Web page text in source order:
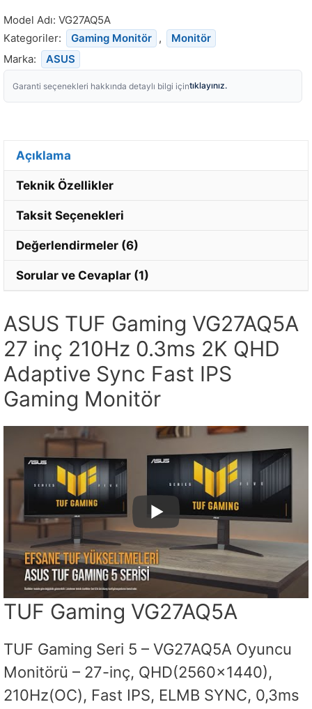
Model Adı: VG27AQ5A
Kategoriler:
Gaming Monitör ,
Monitör
Marka:
ASUS
Garanti seçenekleri hakkında detaylı bilgi içintıklayınız.
Açıklama
Teknik Özellikler
Taksit Seçenekleri
Değerlendirmeler (6)
Sorular ve Cevaplar (1)
ASUS TUF Gaming VG27AQ5A
27 inç 210Hz 0.3ms 2K QHD
Adaptive Sync Fast IPS
Gaming Monitör
TUF Gaming VG27AQ5A
TUF Gaming Seri 5 – VG27AQ5A Oyuncu
Monitörü – 27-inç, QHD(2560×1440),
210Hz(OC), Fast IPS, ELMB SYNC, 0,3ms